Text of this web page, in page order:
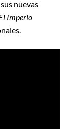
nuevas
Imperio